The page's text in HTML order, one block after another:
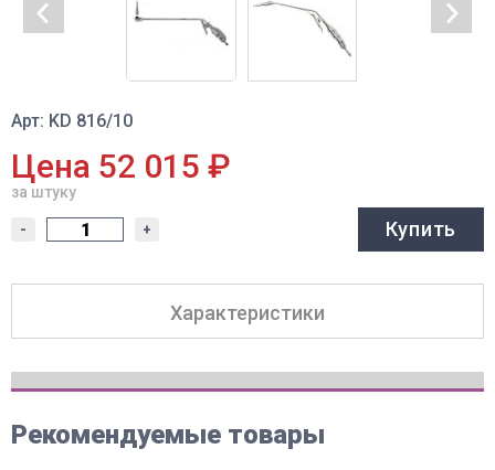
Арт: KD 816/10
Цена 52 015 ₽
за штуку
- + Купить
Характеристики
Рекомендуемые товары